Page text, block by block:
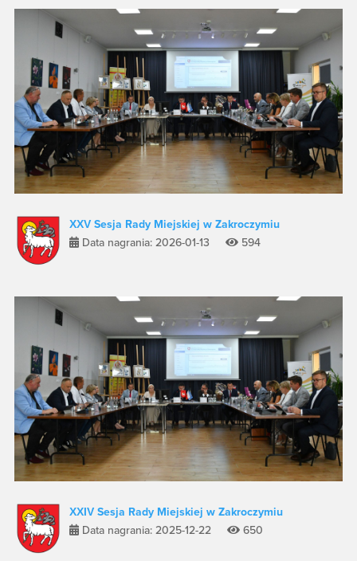
XXV Sesja Rady Miejskiej w Zakroczymiu
Data nagrania: 2026-01-13
594
XXIV Sesja Rady Miejskiej w Zakroczymiu
Data nagrania: 2025-12-22
650